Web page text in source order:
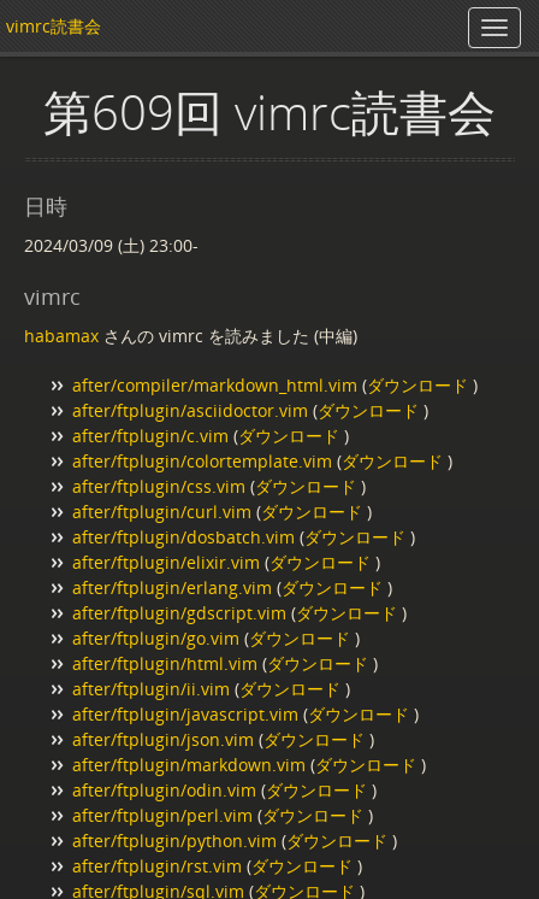
vimrc読書会
第609回 vimrc読書会
日時
2024/03/09 (土) 23:00-
vimrc
habamax さんの vimrc を読みました (中編)
after/compiler/markdown_html.vim (ダウンロード )
after/ftplugin/asciidoctor.vim (ダウンロード )
after/ftplugin/c.vim (ダウンロード )
after/ftplugin/colortemplate.vim (ダウンロード )
after/ftplugin/css.vim (ダウンロード )
after/ftplugin/curl.vim (ダウンロード )
after/ftplugin/dosbatch.vim (ダウンロード )
after/ftplugin/elixir.vim (ダウンロード )
after/ftplugin/erlang.vim (ダウンロード )
after/ftplugin/gdscript.vim (ダウンロード )
after/ftplugin/go.vim (ダウンロード )
after/ftplugin/html.vim (ダウンロード )
after/ftplugin/ii.vim (ダウンロード )
after/ftplugin/javascript.vim (ダウンロード )
after/ftplugin/json.vim (ダウンロード )
after/ftplugin/markdown.vim (ダウンロード )
after/ftplugin/odin.vim (ダウンロード )
after/ftplugin/perl.vim (ダウンロード )
after/ftplugin/python.vim (ダウンロード )
after/ftplugin/rst.vim (ダウンロード )
after/ftplugin/sql.vim (ダウンロード )